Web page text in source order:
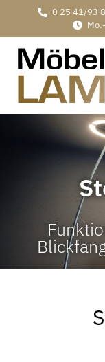
0 25 41/93